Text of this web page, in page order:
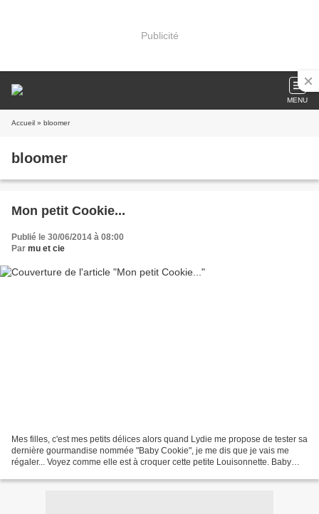
Publicité
MENU
Accueil » bloomer
bloomer
Mon petit Cookie...
Publié le 30/06/2014 à 08:00
Par mu et cie
Mes filles, c'est mes petits délices alors quand Lydie me propose de tester sa
dernière gourmandise nommée "Baby Cookie", je me dis que je vais me
régaler... Voyez comme elle est à croquer cette petite Louisonnette. Baby